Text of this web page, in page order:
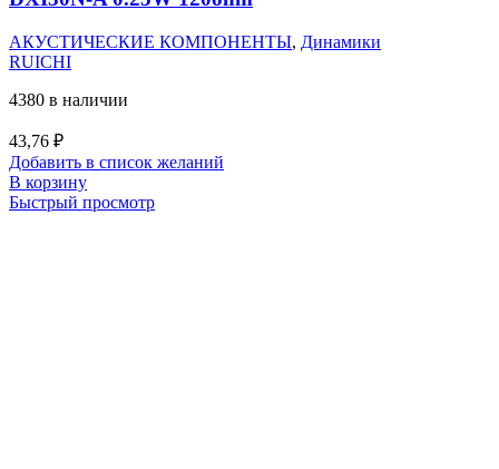
АКУСТИЧЕСКИЕ КОМПОНЕНТЫ, Динамики
RUICHI
4380 в наличии
43,76 ₽
Добавить в список желаний
В корзину
Быстрый просмотр